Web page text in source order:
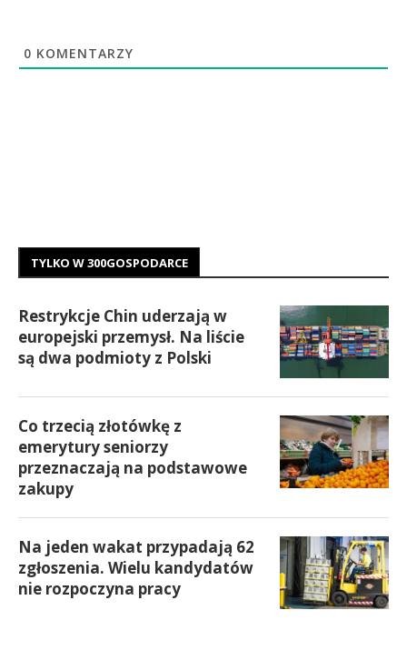
0 KOMENTARZY
TYLKO W 300GOSPODARCE
Restrykcje Chin uderzają w
europejski przemysł. Na liście
są dwa podmioty z Polski
Co trzecią złotówkę z
emerytury seniorzy
przeznaczają na podstawowe
zakupy
Na jeden wakat przypadają 62
zgłoszenia. Wielu kandydatów
nie rozpoczyna pracy